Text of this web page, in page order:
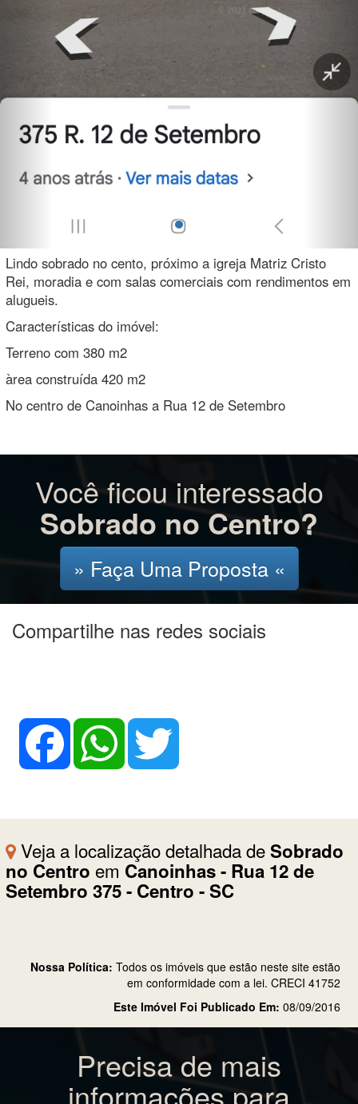
Lindo sobrado no cento, próximo a igreja Matriz Cristo
Rei, moradia e com salas comerciais com rendimentos em
alugueis.
Características do imóvel:
Terreno com 380 m2
àrea construída 420 m2
No centro de Canoinhas a Rua 12 de Setembro
Você ficou interessado
Sobrado no Centro?
» Faça Uma Proposta «
Compartilhe nas redes sociais
Facebook WhatsApp
Veja a localização detalhada deSobrado
no Centro em Canoinhas - Rua 12 de
Setembro 375 - Centro - SC
Nossa Política: Todos os imóveis que estão neste site estão
em conformidade com a lei. CRECI 41752
Este Imóvel Foi Publicado Em: 08/09/2016
Precisa de mais
informações para